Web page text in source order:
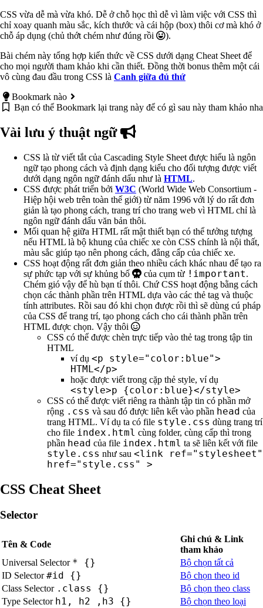
CSS vừa dễ mà vừa khó. Dễ ở chỗ học thì dễ vì làm việc với CSS thì
chỉ xoay quanh màu sắc, kích thước và cái hộp (box) thôi cơ mà khó ở
chỗ áp dụng (chủ thớt chém như đúng rồi
).
Bài chém này tổng hợp kiến thức về CSS dưới dạng Cheat Sheet để
cho mọi người tham khảo khi cần thiết. Đồng thời bonus thêm một cái
vô cùng đau đầu trong CSS là Canh giữa đủ thứ
Bookmark nào
Bạn có thể Bookmark lại trang này để có gì sau này tham khảo nha
Vài lưu ý thuật ngữ
CSS là từ viết tắt của Cascading Style Sheet được hiểu là ngôn
ngữ tạo phong cách và định dạng kiểu cho đối tượng được viết
dưới dạng ngôn ngữ đánh dấu như là HTML.
CSS được phát triển bởi W3C (World Wide Web Consortium -
Hiệp hội web trên toàn thế giới) từ năm 1996 với lý do rất đơn
giản là tạo phong cách, trang trí cho trang web vì HTML chỉ là
ngôn ngữ đánh dấu văn bản thôi.
Mối quan hệ giữa HTML rất mật thiết bạn có thể tưởng tượng
nếu HTML là bộ khung của chiếc xe còn CSS chính là nội thất,
màu sắc giúp tạo nên phong cách, đẳng cấp của chiếc xe.
CSS hoạt động rất đơn giản theo nhiều cách khác nhau để tạo ra
sự phức tạp với sự khủng bố
của cụm từ !important.
Chém gió vậy để hù bạn tí thôi. Chứ CSS hoạt động bằng cách
chọn các thành phần trên HTML dựa vào các thẻ tag và thuộc
tính attributes. Rồi sau đó khi chọn được rồi thì sẽ dùng cú pháp
của CSS để trang trí, tạo phong cách cho cái thành phần trên
HTML được chọn. Vậy thôi
CSS có thể được chèn trực tiếp vào thẻ tag trong tập tin
HTML
ví dụ <p style="color:blue">
HTML</p>
hoặc được viết trong cặp thẻ style, ví dụ
<style>p {color:blue}</style>
CSS có thể được viết riêng ra thành tập tin có phần mở
rộng .css và sau đó được liên kết vào phần head của
trang HTML. Ví dụ ta có file style.css dùng trang trí
cho file index.html cùng folder, cùng cấp thì trong
phần head của file index.html ta sẽ liên kết với file
style.css như sau <link ref="stylesheet"
href="style.css" >
CSS Cheat Sheet
Selector
Tên & Code
Ghi chú & Link
tham khảo
Universal Selector * {}
Bộ chọn tất cả
ID Selector#id {}
Bộ chọn theo id
Class Selector .class {}
Bộ chọn theo class
Type Selector h1, h2 ,h3 {}
Bộ chọn theo loại